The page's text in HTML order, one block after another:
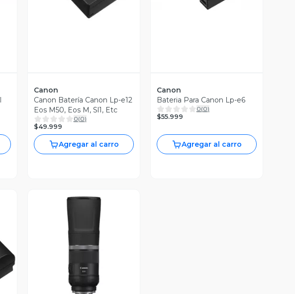
Canon
Canon Batería Canon Lp-e12
Eos M50, Eos M, Sl1, Etc
0(0)
$49.999
Agregar al carro
Canon
Bateria Para Canon Lp-e6
0(0)
$55.999
Agregar al carro
Vista Previa